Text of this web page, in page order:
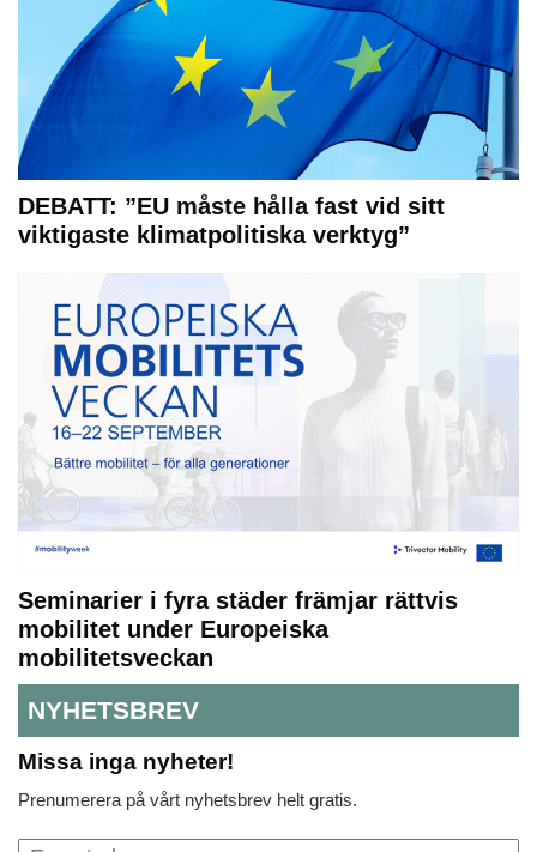
DEBATT: ”EU måste hålla fast vid sitt
viktigaste klimatpolitiska verktyg”
Seminarier i fyra städer främjar rättvis
mobilitet under Europeiska
mobilitetsveckan
NYHETSBREV
Missa inga nyheter!
Prenumerera på vårt nyhetsbrev helt gratis.